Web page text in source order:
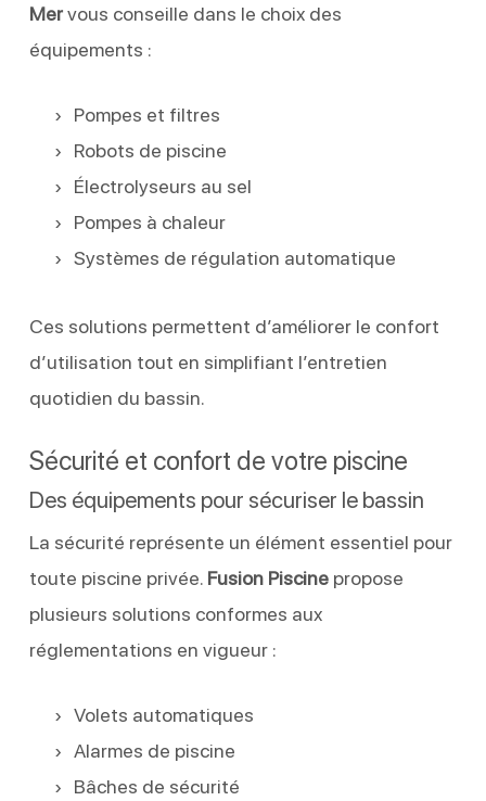
Mervous conseille dans le choix des
équipements :
Pompes et filtres
Robots de piscine
Électrolyseurs au sel
Pompes à chaleur
Systèmes de régulation automatique
Ces solutions permettent d’améliorer le confort
d’utilisation tout en simplifiant l’entretien
quotidien du bassin.
Sécurité et confort de votre piscine
Des équipements pour sécuriser le bassin
La sécurité représente un élément essentiel pour
toute piscine privée. Fusion Piscinepropose
plusieurs solutions conformes aux
réglementations en vigueur :
Volets automatiques
Alarmes de piscine
Bâches de sécurité